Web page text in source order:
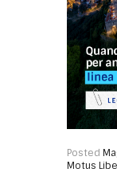
Posted
Motus